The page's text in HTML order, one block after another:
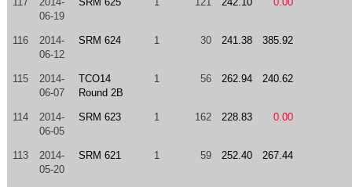
06-19
116
2014-
06-12
SRM 624 1 30 241.38 385.92
115
2014-
06-07
TCO14
Round 2B
1 56 262.94 240.62
114
2014-
06-05
SRM 623 1 162 228.83 0.00
113
2014-
05-20
SRM 621 1 59 252.40 267.44